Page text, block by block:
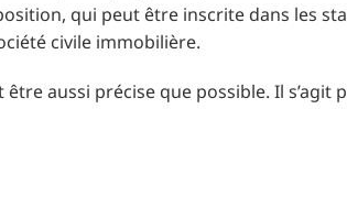
qui peut être inscrite dans les
civile immobilière.
être aussi précise que possible. Il s’agit